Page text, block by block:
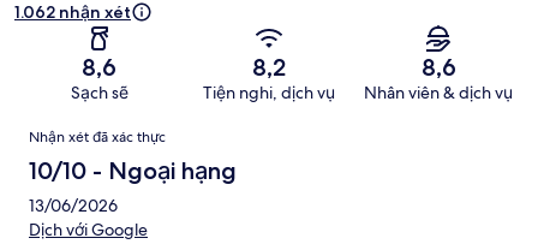
1.062 nhận xét
8,6
Sạch sẽ
8,2
Tiện nghi, dịch vụ
8,6
Nhân viên & dịch vụ
Nhận
xét
Nhận xét đã xác thực
10/10 - Ngoại hạng
13/06/2026
Dịch với Google